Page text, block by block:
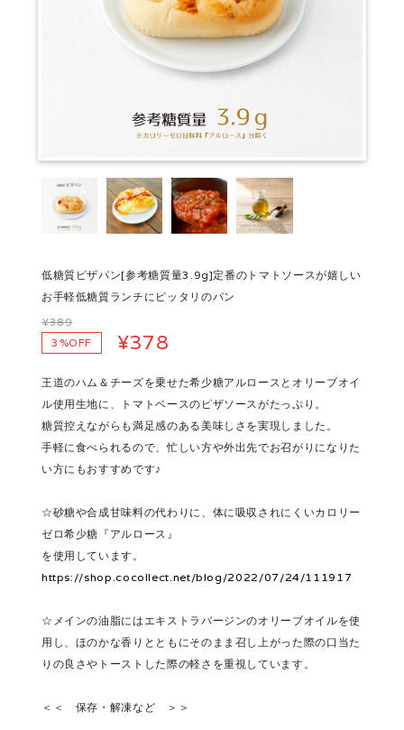
低糖質ピザパン[参考糖質量3.9g]定番のトマトソースが嬉しい
お手軽低糖質ランチにピッタリのパン
¥389
3%OFF
¥378
王道のハム＆チーズを乗せた希少糖アルロースとオリーブオイ
ル使用生地に、トマトベースのピザソースがたっぷり。
糖質控えながらも満足感のある美味しさを実現しました。
手軽に食べられるので、忙しい方や外出先でお召がりになりた
い方にもおすすめです♪
☆砂糖や合成甘味料の代わりに、体に吸収されにくいカロリー
ゼロ希少糖『アルロース』
を使用しています。
https://shop.cocollect.net/blog/2022/07/24/111917
☆メインの油脂にはエキストラバージンのオリーブオイルを使
用し、ほのかな香りとともにそのまま召し上がった際の口当た
りの良さやトーストした際の軽さを重視しています。
＜＜ 保存・解凍など ＞＞